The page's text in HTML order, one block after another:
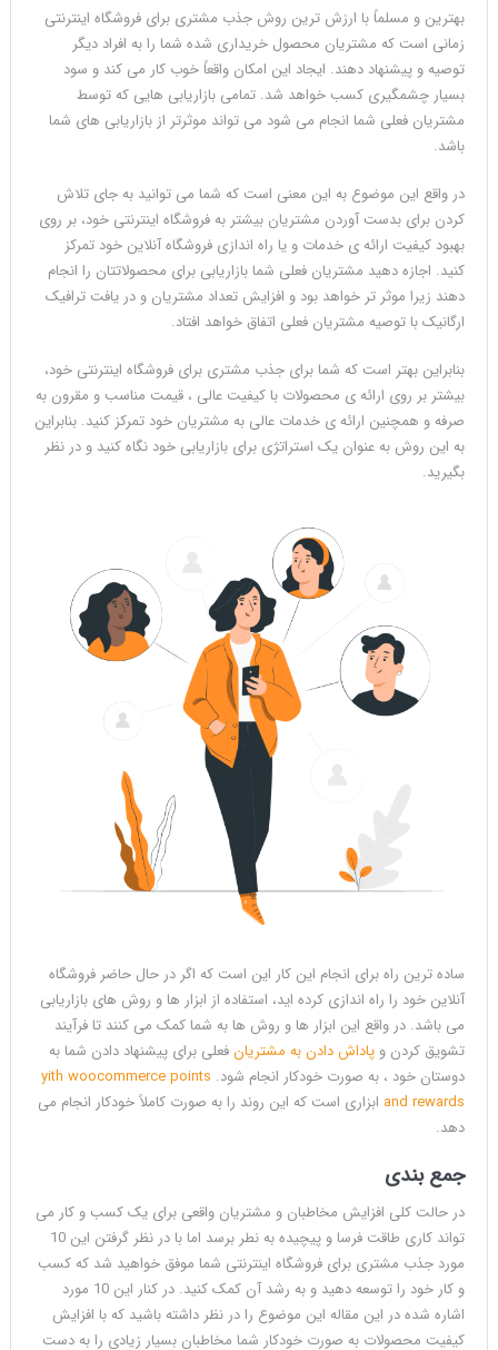
بهترین و مسلماً با ارزش ترین روش جذب مشتری برای فروشگاه اینترنتی
زمانی است که مشتریان محصول خریداری شده شما را به افراد دیگر
توصیه و پیشنهاد دهند. ایجاد این امکان واقعاً خوب کار می کند و سود
بسیار چشمگیری کسب خواهد شد. تمامی بازاریابی هایی که توسط
مشتریان فعلی شما انجام می شود می تواند موثرتر از بازاریابی های شما
باشد.
در واقع این موضوع به این معنی است که شما می توانید به جای تلاش
کردن برای بدست آوردن مشتریان بیشتر به فروشگاه اینترنتی خود، بر روی
بهبود کیفیت ارائه ی خدمات و یا راه اندازی فروشگاه آنلاین خود تمرکز
کنید. اجازه دهید مشتریان فعلی شما بازاریابی برای محصولاتتان را انجام
دهند زیرا موثر تر خواهد بود و افزایش تعداد مشتریان و در یافت ترافیک
ارگانیک با توصیه مشتریان فعلی اتفاق خواهد افتاد.
بنابراین بهتر است که شما برای جذب مشتری برای فروشگاه اینترنتی خود،
بیشتر بر روی ارائه ی محصولات با کیفیت عالی ، قیمت مناسب و مقرون به
صرفه و همچنین ارائه ی خدمات عالی به مشتریان خود تمرکز کنید. بنابراین
به این روش به عنوان یک استراتژی برای بازاریابی خود نگاه کنید و در نظر
بگیرید.
ساده ترین راه برای انجام این کار این است که اگر در حال حاضر فروشگاه
آنلاین خود را راه اندازی کرده اید، استفاده از ابزار ها و روش های بازاریابی
می باشد. در واقع این ابزار ها و روش ها به شما کمک می کنند تا فرآیند
تشویق کردن و پاداش دادن به مشتریانفعلی برای پیشنهاد دادن شما به
دوستان خود ، به صورت خودکار انجام شود. yith woocommerce points
and rewards ابزاری است که این روند را به صورت کاملاً خودکار انجام می
دهد.
جمع بندی
در حالت کلی افزایش مخاطبان و مشتریان واقعی برای یک کسب و کار می
تواند کاری طاقت فرسا و پیچیده به نطر برسد اما با در نظر گرفتن این 10
مورد جذب مشتری برای فروشگاه اینترنتی شما موفق خواهید شد که کسب
و کار خود را توسعه دهید و به رشد آن کمک کنید. در کنار این 10 مورد
اشاره شده در این مقاله این موضوع را در نظر داشته باشید که با افزایش
کیفیت محصولات به صورت خودکار شما مخاطبان بسیار زیادی را به دست